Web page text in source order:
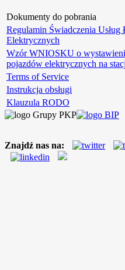
Dokumenty do pobrania
Regulamin Świadczenia
Elektrycznych
Wzór WNIOSKU o
pojazdów elektrycznych na
Terms of Service
Instrukcja obsługi
Klauzula RODO
Znajdź nas na: